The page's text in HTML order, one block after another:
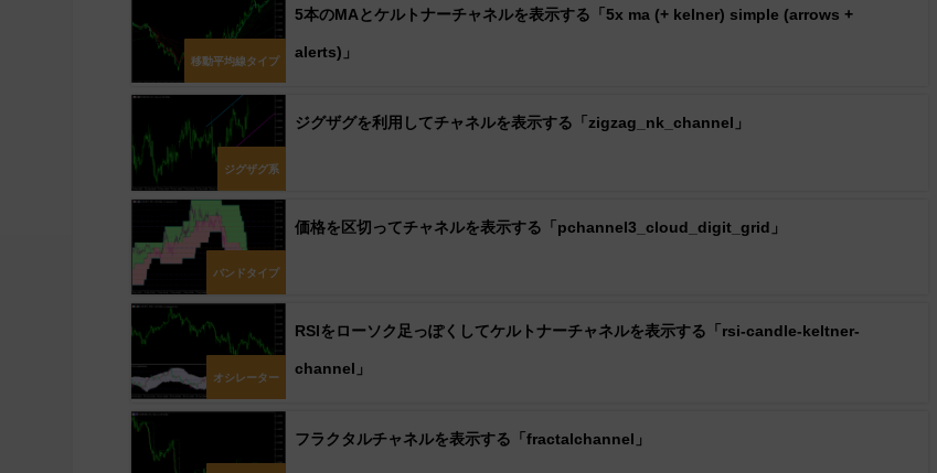
移動平均線タイプ
5本のMAとケルトナーチャネルを表示する「5x ma (+ kelner) simple (arrows +
alerts)」
ジグザグ系
ジグザグを利用してチャネルを表示する「zigzag_nk_channel」
バンドタイプ
価格を区切ってチャネルを表示する「pchannel3_cloud_digit_grid」
オシレーター
RSIをローソク足っぽくしてケルトナーチャネルを表示する「rsi-candle-keltner-
channel」
フラクタルチャネルを表示する「fractalchannel」